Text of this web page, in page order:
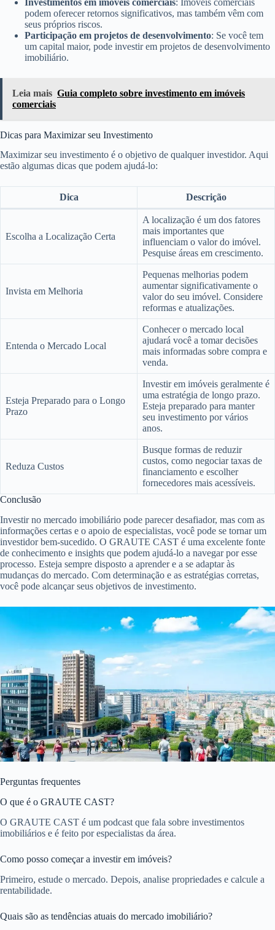
podem oferecer retornos significativos, mas também vêm com
seus próprios riscos.
Participação em projetos de desenvolvimento: Se você tem
um capital maior, pode investir em projetos de desenvolvimento
imobiliário.
Leia mais Guia completo sobre investimento em imóveis
comerciais
Dicas para Maximizar seu Investimento
Maximizar seu investimento é o objetivo de qualquer investidor. Aqui
estão algumas dicas que podem ajudá-lo:
Dica Descrição
Escolha a Localização Certa
A localização é um dos fatores
mais importantes que
influenciam o valor do imóvel.
Pesquise áreas em crescimento.
Invista em Melhoria
Pequenas melhorias podem
aumentar significativamente o
valor do seu imóvel. Considere
reformas e atualizações.
Entenda o Mercado Local
Conhecer o mercado local
ajudará você a tomar decisões
mais informadas sobre compra e
venda.
Esteja Preparado para o Longo
Prazo
Investir em imóveis geralmente é
uma estratégia de longo prazo.
Esteja preparado para manter
seu investimento por vários
anos.
Reduza Custos
Busque formas de reduzir
custos, como negociar taxas de
financiamento e escolher
fornecedores mais acessíveis.
Conclusão
Investir no mercado imobiliário pode parecer desafiador, mas com as
informações certas e o apoio de especialistas, você pode se tornar um
investidor bem-sucedido. O GRAUTE CAST é uma excelente fonte
de conhecimento e insights que podem ajudá-lo a navegar por esse
processo. Esteja sempre disposto a aprender e a se adaptar às
mudanças do mercado. Com determinação e as estratégias corretas,
você pode alcançar seus objetivos de investimento.
Perguntas frequentes
O que é o GRAUTE CAST?
O GRAUTE CAST é um podcast que fala sobre investimentos
imobiliários e é feito por especialistas da área.
Como posso começar a investir em imóveis?
Primeiro, estude o mercado. Depois, analise propriedades e calcule a
rentabilidade.
Quais são as tendências atuais do mercado imobiliário?